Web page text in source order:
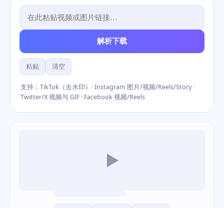
解析下载
粘贴 清空
支持：TikTok（去水印）· Instagram 图片/视频/Reels/Story ·
Twitter/X 视频与 GIF · Facebook 视频/Reels
▶